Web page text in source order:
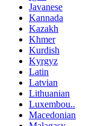
Javanese
Kannada
Kazakh
Khmer
Kurdish
Kyrgyz
Latin
Latvian
Lithuanian
Luxembou..
Macedonian